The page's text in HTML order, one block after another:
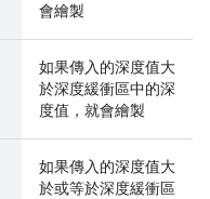
會繪製
如果傳入的深度值大
於深度緩衝區中的深
度值，就會繪製
如果傳入的深度值大
於或等於深度緩衝區